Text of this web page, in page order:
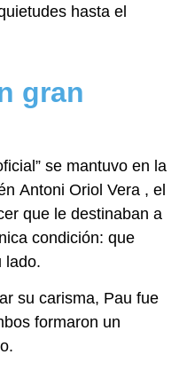
hasta el
gran
se mantuvo en la
Antoni Oriol Vera , el
que le destinaban a
condición: que
lado.
su carisma, Pau fue
formaron un